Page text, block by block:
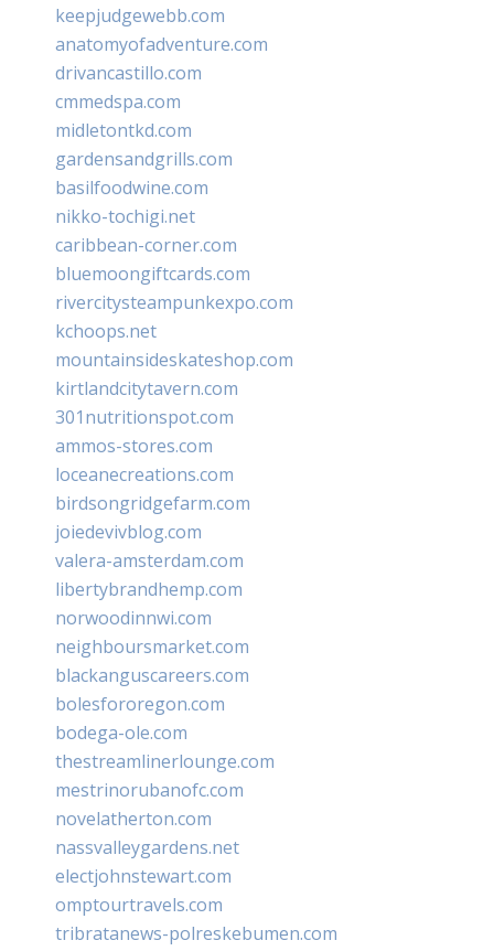
keepjudgewebb.com
anatomyofadventure.com
drivancastillo.com
cmmedspa.com
midletontkd.com
gardensandgrills.com
basilfoodwine.com
nikko-tochigi.net
caribbean-corner.com
bluemoongiftcards.com
rivercitysteampunkexpo.com
kchoops.net
mountainsideskateshop.com
kirtlandcitytavern.com
301nutritionspot.com
ammos-stores.com
loceanecreations.com
birdsongridgefarm.com
joiedevivblog.com
valera-amsterdam.com
libertybrandhemp.com
norwoodinnwi.com
neighboursmarket.com
blackanguscareers.com
bolesfororegon.com
bodega-ole.com
thestreamlinerlounge.com
mestrinorubanofc.com
novelatherton.com
nassvalleygardens.net
electjohnstewart.com
omptourtravels.com
tribratanews-polreskebumen.com